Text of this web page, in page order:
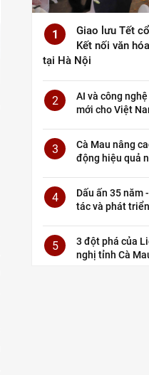
1
Giao lưu Tết
Kết nối văn
tại Hà Nội
2
AI và công
mới cho Việt
3
Cà Mau nâng
động hiệu quả
4
Dấu ấn 35 năm
tác và phát
5
3 đột phá của
nghị tỉnh Cà